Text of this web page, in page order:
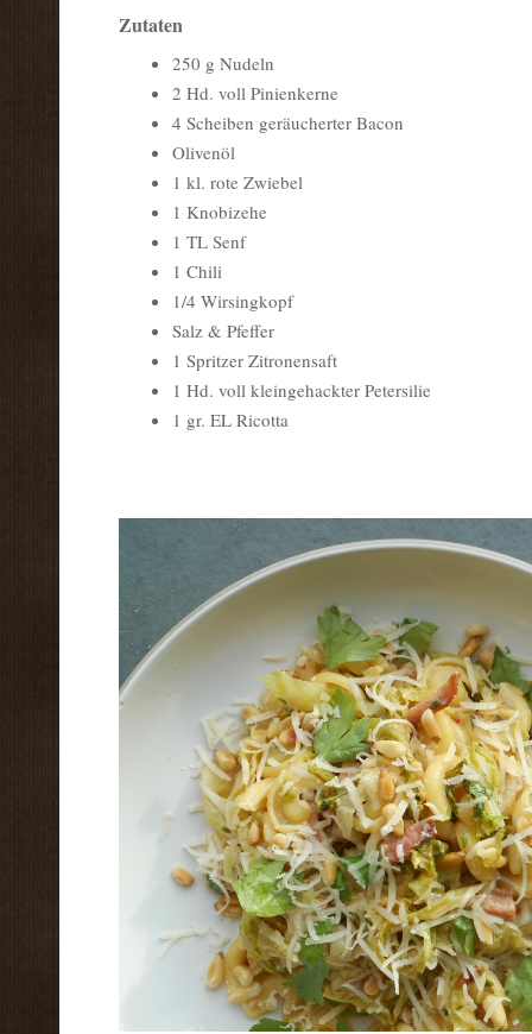
Zutaten
250 g Nudeln
2 Hd. voll Pinienkerne
4 Scheiben geräucherter Bacon
Olivenöl
1 kl. rote Zwiebel
1 Knobizehe
1 TL Senf
1 Chili
1/4 Wirsingkopf
Salz & Pfeffer
1 Spritzer Zitronensaft
1 Hd. voll kleingehackter Petersilie
1 gr. EL Ricotta